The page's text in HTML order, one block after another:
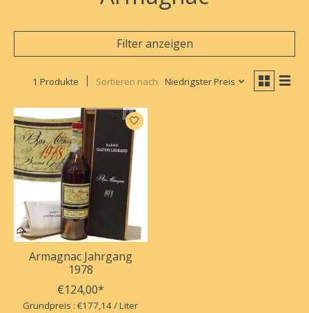
Filter anzeigen
1 Produkte Sortieren nach Niedrigster Preis
Armagnac Jahrgang
1978
€124,00*
Grundpreis : €177,14 / Liter